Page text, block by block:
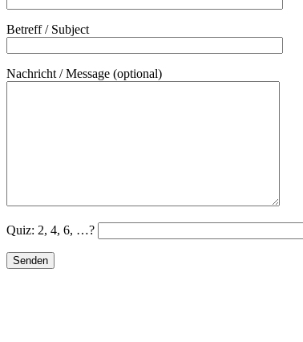
Betreff / Subject
Nachricht / Message (optional)
Quiz: 2, 4, 6, …?